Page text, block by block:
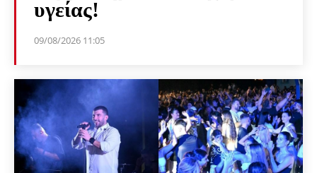
υγείας!
09/08/2026 11:05